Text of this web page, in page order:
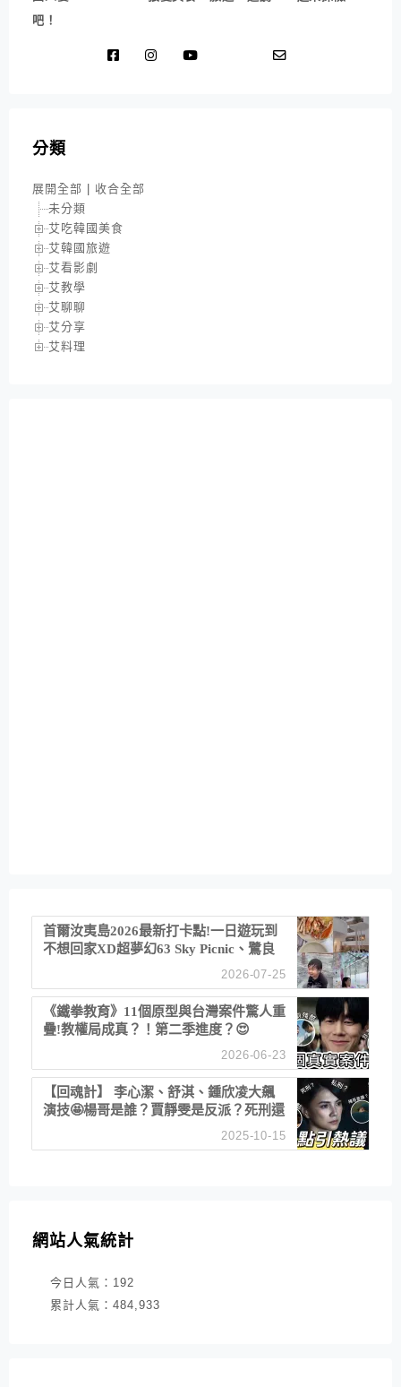
吧！
分類
展開全部
收合全部
未分類
艾吃韓國美食
艾韓國旅遊
艾看影劇
艾教學
艾聊聊
艾分享
艾料理
首爾汝夷島2026最新打卡點!一日遊玩到
不想回家XD超夢幻63 Sky Picnic、鷺良
津帝王蟹大餐、《淚之女王》拍攝地、漢
2026-07-25
《鐵拳教育》11個原型與台灣案件驚人重
疊!教權局成真？！第二季進度？😍
2026-06-23
【回魂計】 李心潔、舒淇、鍾欣凌大飆
演技🤩楊哥是誰？賈靜雯是反派？死刑還
2025-10-15
網站人氣統計
今日人氣： 192
累計人氣： 484,933